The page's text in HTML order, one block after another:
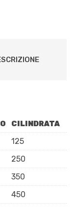
CILINDRATA
125
250
350
450